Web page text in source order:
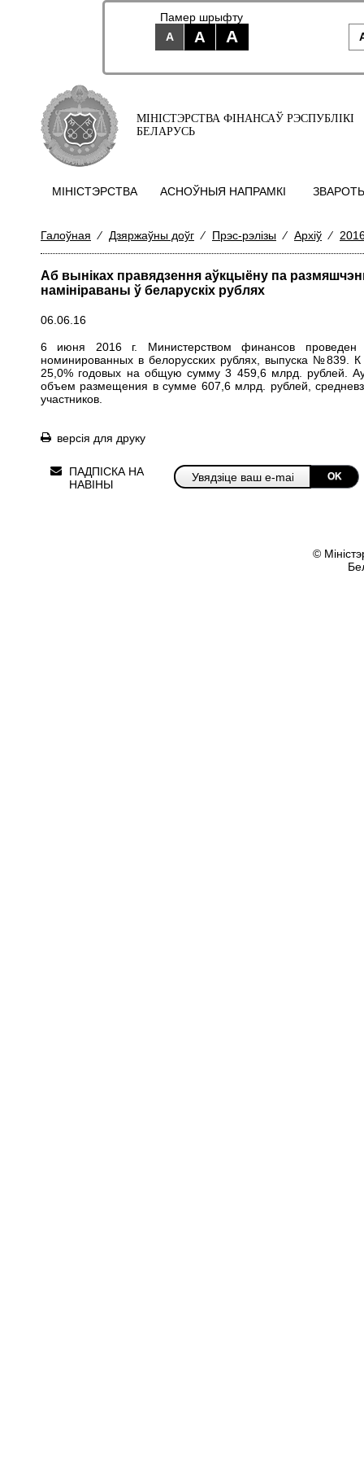
Памер шрыфту
A
A A
МІНІСТЭРСТВА ФІНАНСАЎ РЭСПУБЛІКІ
БЕЛАРУСЬ
МIНIСТЭРСТВА АСНОЎНЫЯ НАПРАМКI
Галоўная ⁄ Дзяржаўны доўг ⁄ Прэс-рэлізы ⁄ Архіў ⁄
Аб выніках правядзення аўкцыёну па
намініраваны ў беларускіх рублях
06.06.16
6 июня 2016 г. Министерством финансов проведен
номинированных в белорусских рублях, выпуска №839. К
25,0% годовых на общую сумму 3 459,6 млрд. рублей.
объем размещения в сумме 607,6 млрд. рублей,
участников.
версія для друку
ПАДПІСКА НА
НАВІНЫ
OK
©